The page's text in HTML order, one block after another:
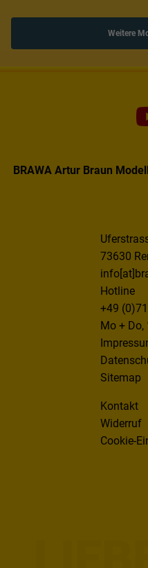
Weitere
BRAWA Artur Braun
73630
Hotline
+49
Mo + Do,
Sitemap
Kontakt
Widerruf
Cookie-